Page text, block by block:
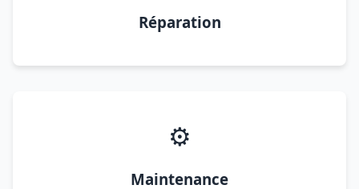
Réparation
⚙️
Maintenance